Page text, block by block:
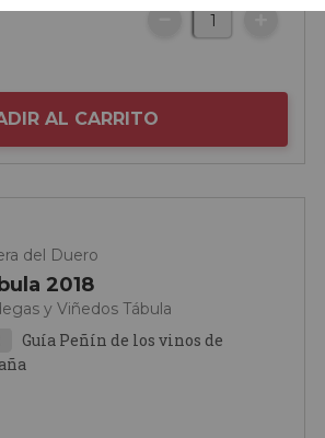
AL CARRITO
del Duero
2018
y Viñedos Tábula
Guía Peñín de los vinos de